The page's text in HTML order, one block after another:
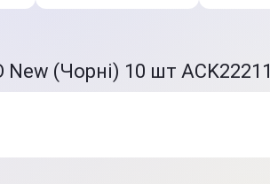
New (Чорні) 10 шт ACK22211